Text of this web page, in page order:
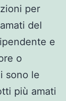
per
del
e
o
sono le
più amati